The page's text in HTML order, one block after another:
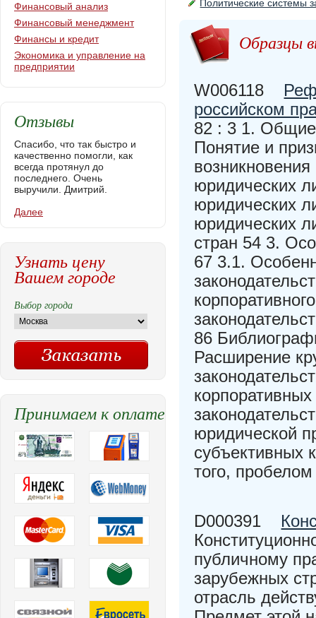
Политические системы
Образцы
W006118
российском
82 : 3 1.
Понятие и
юридических
юридических
юридических
стран 54 3.
67 3.1.
86
Расширение
юридической
субъективных
того,
D000391
публичному
зарубежных
отрасль
Финансовый анализ
Финансовый менеджмент
Финансы и кредит
Экономика и управление на
предприятии
Отзывы
Спасибо, что так быстро и
качественно помогли, как
всегда протянул до
последнего. Очень
выручили. Дмитрий.
Далее
Узнать цену
Вашем городе
Выбор города
Принимаем к оплате